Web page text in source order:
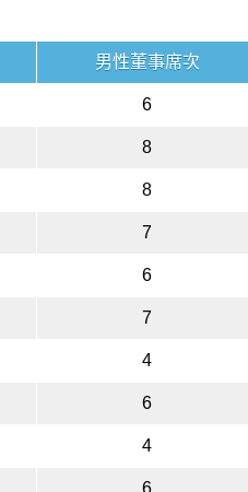
男性董事席次
6
8
8
7
6
7
4
6
4
6